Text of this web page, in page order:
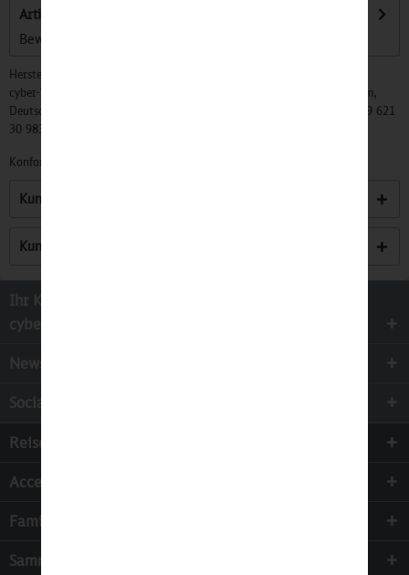
Artikel bewerten
Bewertungen lesen, schreiben und diskutieren...
Hersteller:
cyber-Wear Heidelberg GmbH, Elsa-Brändström-Str. 4, 68229 Mannheim,
Deutschland, Info@mycybergroup.com, https://mycybergroup.com, +49 621
30 983 0
Konformitätserklärungen zu unseren Produkten finden Sie
Kunden kauften auch
Kunden haben sich ebenfalls angesehen
Ihr Kontakt zur
cyber-Wear Heidelberg GmbH
Newsletter
Socialmedia
Reisen
Accessoires
Familie & Kinder
Sammeln